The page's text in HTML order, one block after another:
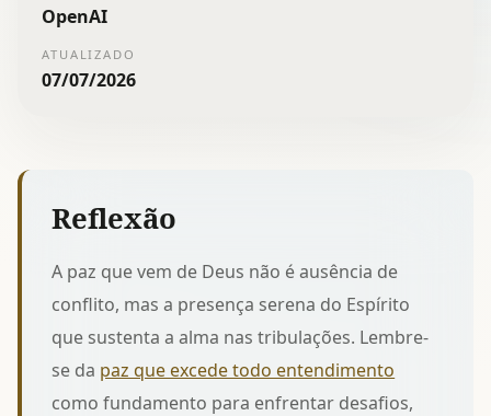
OpenAI
ATUALIZADO
07/07/2026
Reflexão
A paz que vem de Deus não é ausência de
conflito, mas a presença serena do Espírito
que sustenta a alma nas tribulações. Lembre-
se da paz que excede todo entendimento
como fundamento para enfrentar desafios,